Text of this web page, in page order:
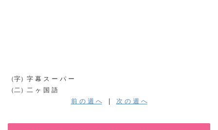
（字）字 幕 ス ー パ ー
（二）二 ヶ 国 語
前 の 週 へ| 次 の 週 へ